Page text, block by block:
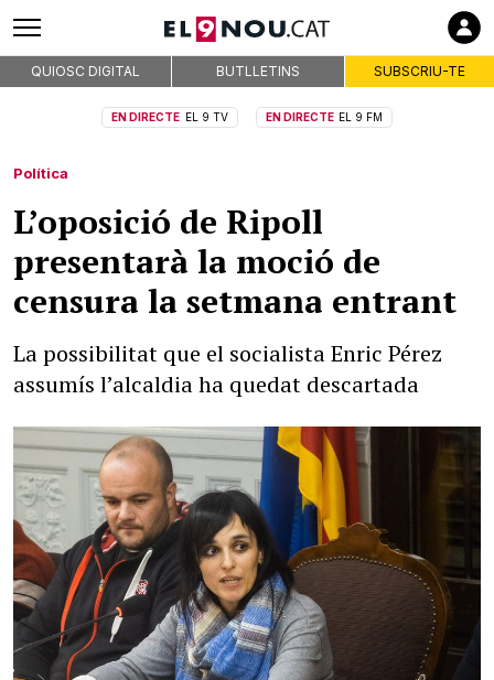
QUIOSC DIGITAL BUTLLETINS SUBSCRIU-TE
EN DIRECTE EL 9 TV EN DIRECTE EL 9 FM
Política
L’oposició de Ripoll
presentarà la moció de
censura la setmana entrant
La possibilitat que el socialista Enric Pérez
assumís l’alcaldia ha quedat descartada